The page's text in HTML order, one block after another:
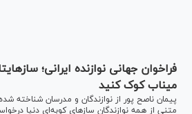
فراخوان جهانی نوازنده ایرانی؛
میناب کوک کنید
پیمان ناصح پور از نوازندگان و مدرسان شناخته
متنی از همه نوازندگان ساز‌های کوبه‌ای دنیا